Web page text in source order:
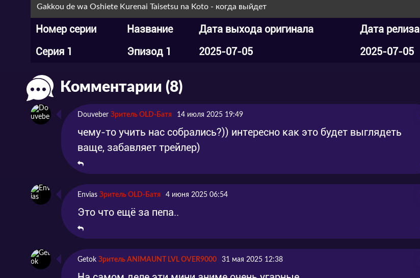
Gakkou de wa Oshiete Kurenai Taisetsu na Koto - когда выйдет
Номер серии Название Дата выхода оригинала
Дата релиза
Серия 1
Эпизод 1 2025-07-05 2025-07-05
Комментарии (8)
Douveber Зритель OLD-Батя 14 июля 2025 19:49
чему-то учить нас собрались?)) интересно как это будет выглядеть
ваще, забавляет трейлер)
Envias Зритель OLD-Батя 4 июня 2025 06:54
Это что ещё за пепа..
Getok Зритель ANIMAUNT LVL OVER9000 31 мая 2025 12:38